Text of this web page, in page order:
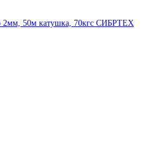
2мм, 50м катушка, 70кгс СИБРТЕХ